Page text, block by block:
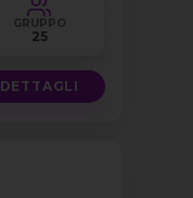
GRUPPO
25
DETTAGLI